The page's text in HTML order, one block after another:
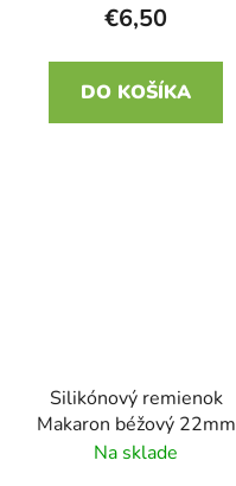
€6,50
DO KOŠÍKA
Silikónový remienok
Makaron béžový 22mm
Na sklade